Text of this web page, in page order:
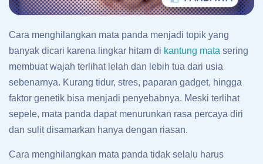
Cara menghilangkan mata panda menjadi topik yang
banyak dicari karena lingkar hitam di kantung mata sering
membuat wajah terlihat lelah dan lebih tua dari usia
sebenarnya. Kurang tidur, stres, paparan gadget, hingga
faktor genetik bisa menjadi penyebabnya. Meski terlihat
sepele, mata panda dapat menurunkan rasa percaya diri
dan sulit disamarkan hanya dengan riasan.
Cara menghilangkan mata panda tidak selalu harus